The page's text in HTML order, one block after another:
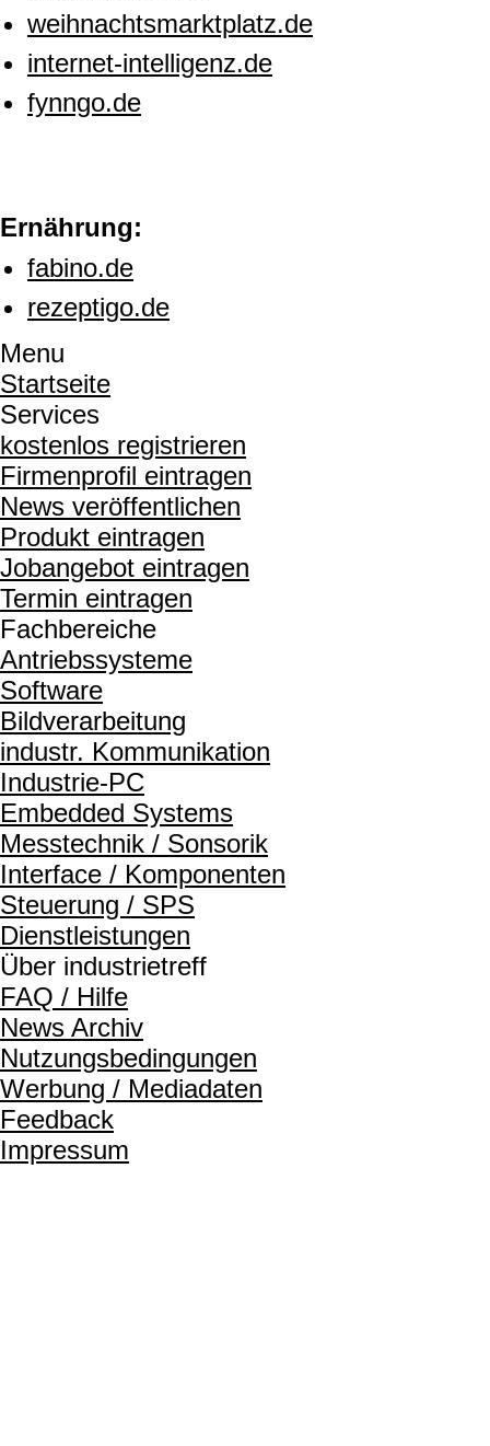
weihnachtsmarktplatz.de
internet-intelligenz.de
fynngo.de
Ernährung:
fabino.de
rezeptigo.de
Menu
Startseite
Services
kostenlos registrieren
Firmenprofil eintragen
News veröffentlichen
Produkt eintragen
Jobangebot eintragen
Termin eintragen
Fachbereiche
Antriebssysteme
Software
Bildverarbeitung
industr. Kommunikation
Industrie-PC
Embedded Systems
Messtechnik / Sonsorik
Interface / Komponenten
Steuerung / SPS
Dienstleistungen
Über industrietreff
FAQ / Hilfe
News Archiv
Nutzungsbedingungen
Werbung / Mediadaten
Feedback
Impressum